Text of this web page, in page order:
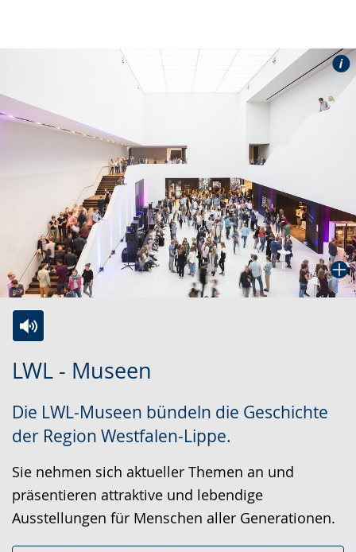
LWL - Museen
Die LWL-Museen bündeln die Geschichte
der Region Westfalen-Lippe.
Sie nehmen sich aktueller Themen an und
präsentieren attraktive und lebendige
Ausstellungen für Menschen aller Generationen.
Leichten
wechseln.
Audio-
Video
Deutscher
Gebärdensprache
wird
angezeigt.